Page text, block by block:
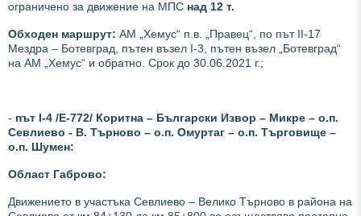
ограничено за движение на МПС над 12 т.
Обходен маршрут: АМ „Хемус“ п.в. „Правец“, по път ІІ-17
Мездра – Ботевград, пътен възел І-3, пътен възел „Ботевград“
на АМ „Хемус“ и обратно. Срок до 30.06.2021 г.;
- път І-4 /Е-772/ Коритна – Български Извор – Микре – о.п.
Севлиево - В. Търново – о.п. Омуртаг – о.п. Търговище –
о.п. Шумен:
Област Габрово:
Движението в участъка Севлиево – Велико Търново в района на